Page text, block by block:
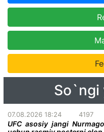
So`ngi
07.08.2026 18:24 4197
UFC asosiy jangi